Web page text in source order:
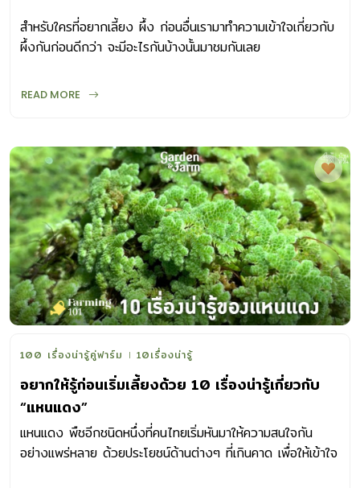
สำหรับใครที่อยากเลี้ยง ผึ้ง ก่อนอื่นเรามาทำความเข้าใจเกี่ยวกับ
ผึ้งกันก่อนดีกว่า จะมีอะไรกันบ้างนั้นมาชมกันเลย
READ MORE
100 เรื่องน่ารู้คู่ฟาร์ม 10เรื่องน่ารู้
อยากให้รู้ก่อนเริ่มเลี้ยงด้วย 10 เรื่องน่ารู้เกี่ยวกับ
“แหนแดง”
แหนแดง พืชอีกชนิดหนึ่งที่คนไทยเริ่มหันมาให้ความสนใจกัน
อย่างแพร่หลาย ด้วยประโยชน์ด้านต่างๆ ที่เกินคาด เพื่อให้เข้าใจ